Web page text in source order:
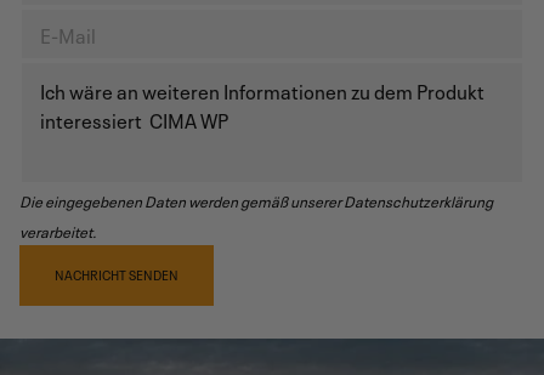
Die eingegebenen Daten werden gemäß unserer Datenschutzerklärung
verarbeitet.
NACHRICHT SENDEN